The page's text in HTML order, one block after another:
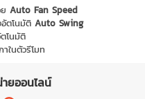
Auto Fan Speed
ตโนมัติ Auto Swing
โนมัติ
ในตัวรีโมท
ยออนไลน์